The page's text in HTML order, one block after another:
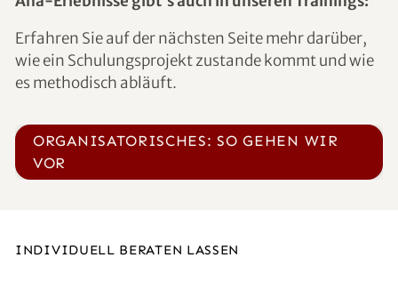
Erfahren Sie auf der nächsten Seite mehr darüber,
wie ein Schulungsprojekt zustande kommt und wie
es methodisch abläuft.
ORGANISATORISCHES: SO GEHEN WIR
VOR
INDIVIDUELL BERATEN LASSEN